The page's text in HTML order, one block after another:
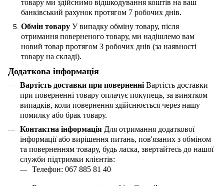
товару ми здійснимо відшкодування коштів на ваш
банківський рахунок протягом 7 робочих днів.
Обмін товару У випадку обміну товару, після
отримання поверненого товару, ми надішлемо вам
новий товар протягом 3 робочих днів (за наявності
товару на складі).
Додаткова інформація
Вартість доставки при поверненні Вартість доставки
при поверненні товару оплачує покупець, за винятком
випадків, коли повернення здійснюється через нашу
помилку або брак товару.
Контактна інформація Для отримання додаткової
інформації або вирішення питань, пов'язаних з обміном
та поверненням товару, будь ласка, звертайтесь до нашої
служби підтримки клієнтів:
Телефон: 067 885 81 40